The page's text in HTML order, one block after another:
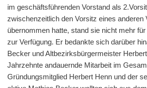
im geschäftsführenden Vorstand als
zwischenzeitlich den Vorsitz eines anderen
übernommen hatte, stand sie nicht mehr
zur Verfügung. Er bedankte sich darüber
Becker und Altbezirksbürgermeister
Jahrzehnte andauernde Mitarbeit im
Gründungsmitglied Herbert Henn und der